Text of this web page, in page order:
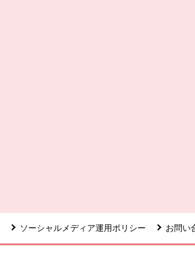
ソーシャルメディア運用ポリシー お問い